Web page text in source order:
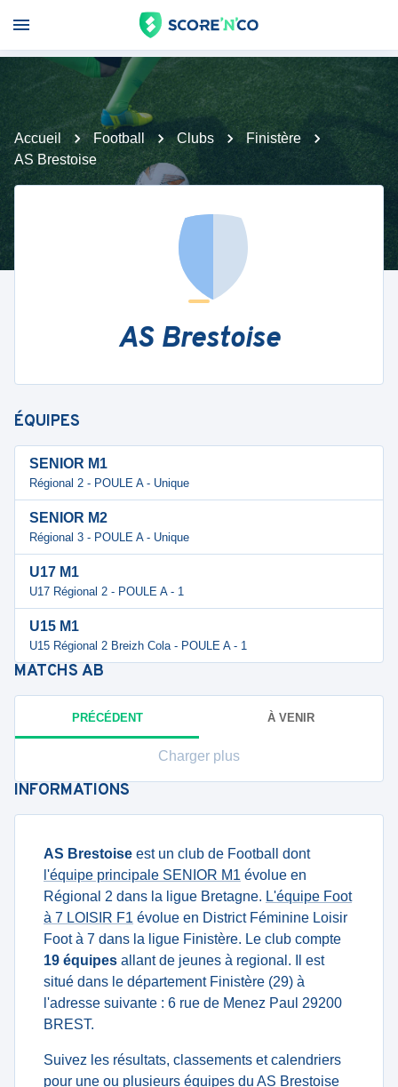
Accueil Football Clubs
Finistère
AS Brestoise
AS Brestoise
ÉQUIPES
SENIOR M1
Régional 2 - POULE A - Unique
SENIOR M2
Régional 3 - POULE A - Unique
U17 M1
U17 Régional 2 - POULE A - 1
U15 M1
U15 Régional 2 Breizh Cola - POULE A - 1
MATCHS AB
PRÉCÉDENT À VENIR
Charger plus
INFORMATIONS
AS Brestoise est un club de Football dont
l'équipe principale SENIOR M1 évolue en
Régional 2 dans la ligue Bretagne. L'équipe Foot
à 7 LOISIR F1 évolue en District Féminine Loisir
Foot à 7 dans la ligue Finistère. Le club compte
19 équipes allant de jeunes à regional. Il est
situé dans le département Finistère (29) à
l'adresse suivante : 6 rue de Menez Paul 29200
BREST.
Suivez les résultats, classements et calendriers
pour une ou plusieurs équipes du AS Brestoise